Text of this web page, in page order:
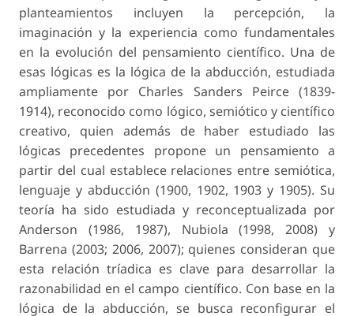
planteamientos incluyen la percepción, la
imaginación y la experiencia como fundamentales
en la evolución del pensamiento científico. Una de
esas lógicas es la lógica de la abducción, estudiada
ampliamente por Charles Sanders Peirce (1839-
1914), reconocido como lógico, semiótico y científico
creativo, quien además de haber estudiado las
lógicas precedentes propone un pensamiento a
partir del cual establece relaciones entre semiótica,
lenguaje y abducción (1900, 1902, 1903 y 1905). Su
teoría ha sido estudiada y reconceptualizada por
Anderson (1986, 1987), Nubiola (1998, 2008) y
Barrena (2003; 2006, 2007); quienes consideran que
esta relación tríadica es clave para desarrollar la
razonabilidad en el campo científico. Con base en la
lógica de la abducción, se busca reconfigurar el